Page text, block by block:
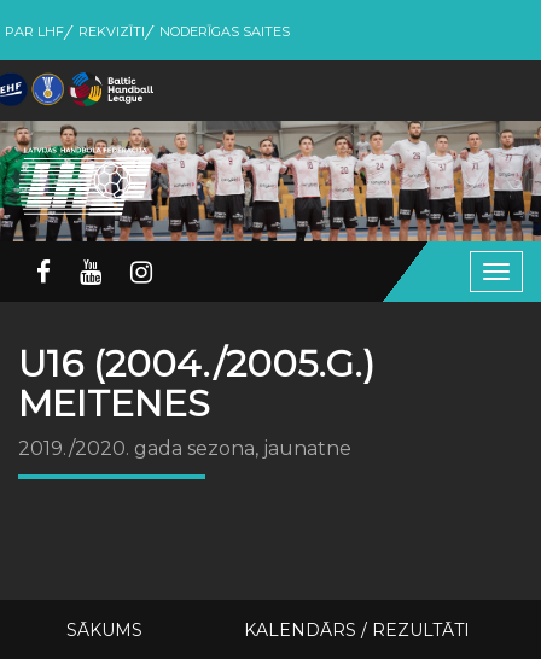
PAR LHF REKVIZĪTI NODERĪGAS SAITES
U16 (2004./2005.G.)
MEITENES
2019./2020. gada sezona, jaunatne
SĀKUMS KALENDĀRS / REZULTĀTI